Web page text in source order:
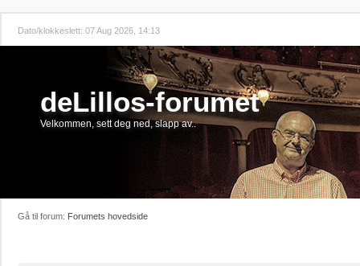
Dato/klokkeslett: 07 Aug 2026, 14:13
deLillos-forumet
Velkommen, sett deg ned, slapp av..
Gå til forum: Forumets hovedside